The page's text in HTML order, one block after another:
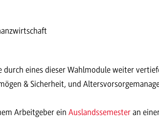
durch eines dieser Wahlmodule weiter
& Sicherheit, und
Arbeitgeber ein Auslandssemester an